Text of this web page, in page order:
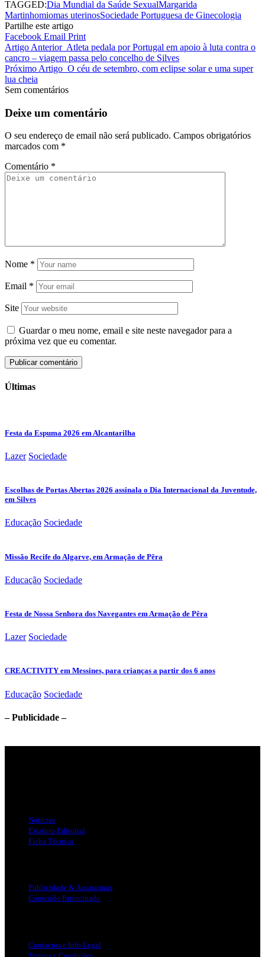
TAGGED:Dia Mundial da Saúde SexualMargarida
Martinhomiomas uterinosSociedade Portuguesa de Ginecologia
Partilhe este artigo
Facebook Email Print
Artigo Anterior Atleta pedala por Portugal em apoio à luta contra o
cancro – viagem passa pelo concelho de Silves
Próximo Artigo O céu de setembro, com eclipse solar e uma super
lua cheia
Sem comentários
Deixe um comentário
O seu endereço de email não será publicado. Campos obrigatórios
marcados com *
Comentário *
Nome *
Email *
Site
Guardar o meu nome, email e site neste navegador para a
próxima vez que eu comentar.
Últimas
Festa da Espuma 2026 em Alcantarilha
Lazer Sociedade
Escolhas de Portas Abertas 2026 assinala o Dia Internacional da Juventude,
em Silves
Educação Sociedade
Missão Recife do Algarve, em Armação de Pêra
Educação Sociedade
Festa de Nossa Senhora dos Navegantes em Armação de Pêra
Lazer Sociedade
CREACTIVITY em Messines, para crianças a partir dos 6 anos
Educação Sociedade
– Publicidade –
Notícias
Estatuto Editorial
Ficha Técnica
Publicidade & Assinaturas
Conteúdo Patrocinado
Contactos e Info Legal